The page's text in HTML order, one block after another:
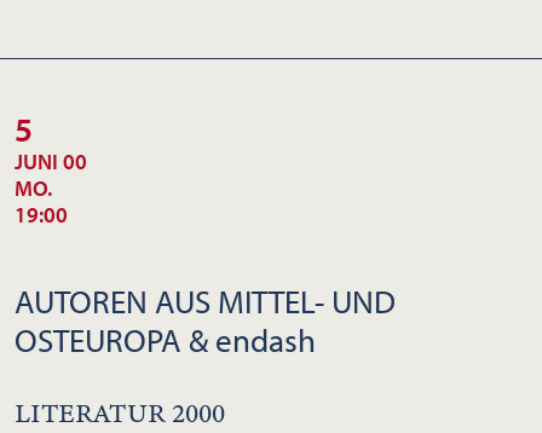
5
JUNI 00
MO.
19:00
AUTOREN AUS MITTEL- UND
OSTEUROPA & endash
LITERATUR 2000